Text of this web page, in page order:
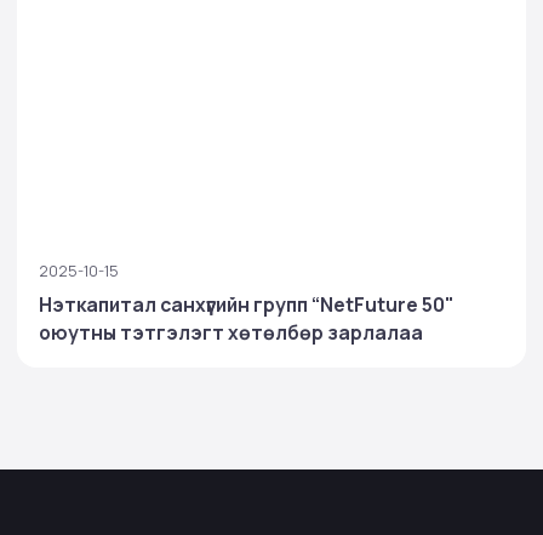
2025-10-15
Нэткапитал санхүүгийн групп “NetFuture 50"
оюутны тэтгэлэгт хөтөлбөр зарлалаа